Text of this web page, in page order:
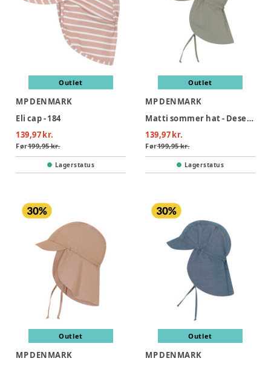
Outlet
MP DENMARK
Eli cap - 184
139,97 kr.
Før199,95 kr.
Lagerstatus
Outlet
MP DENMARK
Matti sommer hat - Desert Sage
139,97 kr.
Før199,95 kr.
Lagerstatus
Outlet
MP DENMARK
Outlet
MP DENMARK